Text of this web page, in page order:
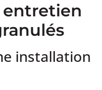
installation